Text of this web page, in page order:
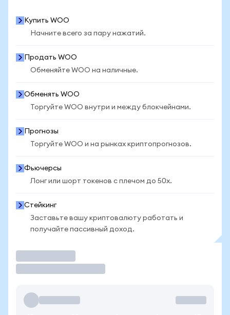
Купить WOO
Начните всего за пару нажатий.
Продать WOO
Обменяйте WOO на наличные.
Обменять WOO
Торгуйте WOO внутри и между блокчейнами.
Прогнозы
Торгуйте WOO и на рынках криптопрогнозов.
Фьючерсы
Лонг или шорт токенов с плечом до 50x.
Стейкинг
Заставьте вашу криптовалюту работать и
получайте пассивный доход.